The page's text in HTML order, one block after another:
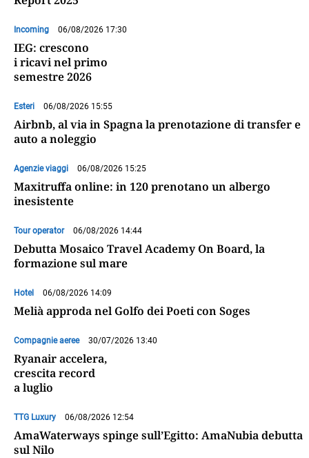
Incoming 06/08/2026 17:30
IEG: crescono
i ricavi nel primo
semestre 2026
Esteri 06/08/2026 15:55
Airbnb, al via in Spagna la prenotazione di transfer e
auto a noleggio
Agenzie viaggi 06/08/2026 15:25
Maxitruffa online: in 120 prenotano un albergo
inesistente
Tour operator 06/08/2026 14:44
Debutta Mosaico Travel Academy On Board, la
formazione sul mare
Hotel 06/08/2026 14:09
Melià approda nel Golfo dei Poeti con Soges
Compagnie aeree 30/07/2026 13:40
Ryanair accelera,
crescita record
a luglio
TTG Luxury 06/08/2026 12:54
AmaWaterways spinge sull’Egitto: AmaNubia debutta
sul Nilo